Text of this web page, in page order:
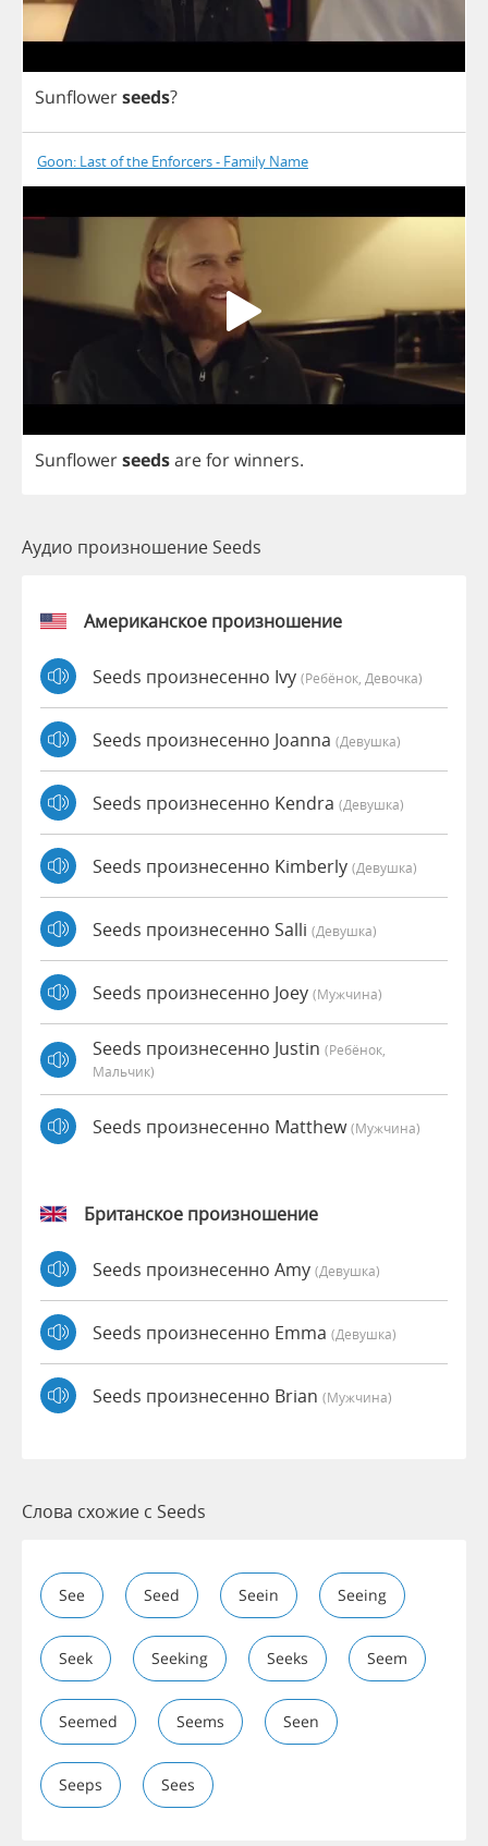
Sunflowerseeds?
Goon: Last of the Enforcers - Family Name
Sunflowerseedsareforwinners.
Аудио произношение Seeds
Американское произношение
Seeds произнесенно Ivy (Ребёнок, Девочка)
Seeds произнесенно Joanna (девушка)
Seeds произнесенно Kendra (девушка)
Seeds произнесенно Kimberly (девушка)
Seeds произнесенно Salli (девушка)
Seeds произнесенно Joey (мужчина)
Seeds произнесенно Justin (Ребёнок,
Мальчик)
Seeds произнесенно Matthew(мужчина)
Британское произношение
Seeds произнесенно Amy (девушка)
Seeds произнесенно Emma (девушка)
Seeds произнесенно Brian (мужчина)
Слова схожие с Seeds
See Seed Seein Seeing
Seek Seeking Seeks Seem
Seemed Seems Seen
Seeps Sees